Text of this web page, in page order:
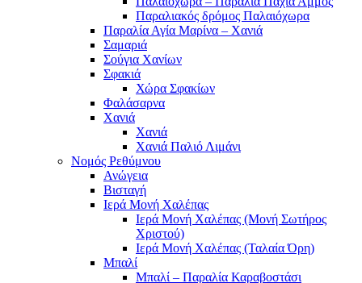
Παραλιακός δρόμος Παλαιόχωρα
Παραλία Αγία Μαρίνα – Χανιά
Σαμαριά
Σούγια Χανίων
Σφακιά
Χώρα Σφακίων
Φαλάσαρνα
Χανιά
Χανιά
Χανιά Παλιό Λιμάνι
Νομός Ρεθύμνου
Ανώγεια
Βισταγή
Ιερά Μονή Χαλέπας
Ιερά Μονή Χαλέπας (Μονή Σωτήρος
Χριστού)
Ιερά Μονή Χαλέπας (Ταλαία Όρη)
Μπαλί
Μπαλί – Παραλία Καραβοστάσι